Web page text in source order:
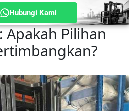
Hubungi Kami
Apakah Pilihan